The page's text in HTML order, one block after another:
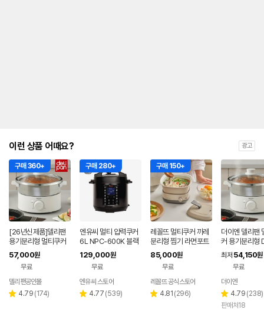
이런 상품 어때요? 광고
구매 360+
[26년신제품]델리팬
용기분리형 멀티쿠커
전기그릴 찜기 전기냄
비 핫플레이트 DEL-M
57,000원
무료
페이
델리팬공인몰
별 4.79 리
(174)
구매 280+
엔유씨 멀티 압력쿠커
6L NPC-600K 블랙
전기쿠커
129,000원
무료
엔유씨 스토어
별 4.77 리
(539)
구매 150+
레꼴뜨 멀티쿠커 까레
분리형 찜기 라면포트
전기냄비 후라이팬 샤
브샤브 전골 RPD-4
85,000원
무료
레꼴뜨 공식스토어
별 4.81 리
(296)
더이엔 델리팬
커 용기분리형
C3
최저 54,150원
무료
더이엔
별
점
4.79 리
(238)
판매처18